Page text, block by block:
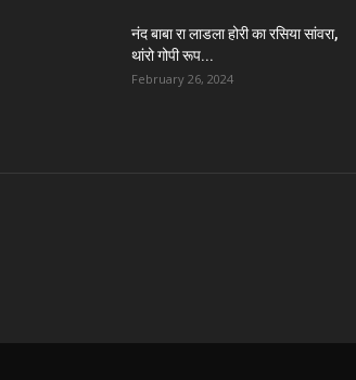
नंद बाबा रा लाडला होरी का रसिया सांवरा,
थांरो गोपी रूप...
February 26, 2024